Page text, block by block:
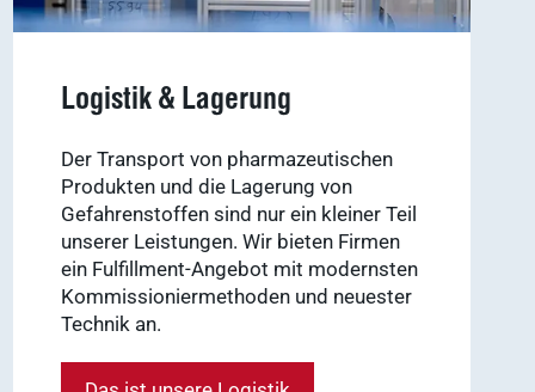
Logistik & Lagerung
Der Transport von pharmazeutischen
Produkten und die Lagerung von
Gefahrenstoffen sind nur ein kleiner Teil
unserer Leistungen. Wir bieten Firmen
ein Fulfillment-Angebot mit modernsten
Kommissioniermethoden und neuester
Technik an.